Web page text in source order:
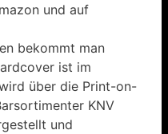
und auf
bekommt man
ist im
über die Print-on-
KNV
und